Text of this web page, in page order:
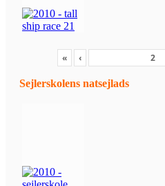
« ‹
Sejlerskolens natsejlads